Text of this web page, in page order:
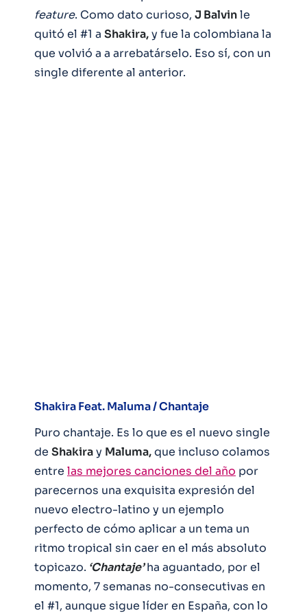
feature. Como dato curioso, J Balvinle
quitó el #1 a Shakira,y fue la colombiana la
que volvió a a arrebatárselo. Eso sí, con un
single diferente al anterior.
Shakira Feat. Maluma / Chantaje
Puro chantaje. Es lo que es el nuevo single
de Shakiray Maluma,que incluso colamos
entre las mejores canciones del año por
parecernos una exquisita expresión del
nuevo electro-latino y un ejemplo
perfecto de cómo aplicar a un tema un
ritmo tropical sin caer en el más absoluto
topicazo. ‘Chantaje’ha aguantado, por el
momento, 7 semanas no-consecutivas en
el #1, aunque sigue líder en España, con lo